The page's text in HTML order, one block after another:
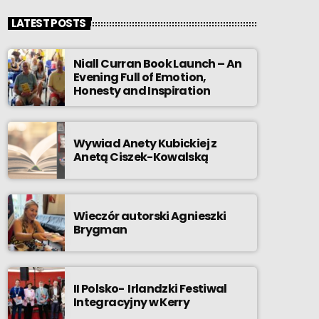
LATEST POSTS
Niall Curran Book Launch – An
Evening Full of Emotion,
Honesty and Inspiration
Wywiad Anety Kubickiej z
Anetą Ciszek-Kowalską
Wieczór autorski Agnieszki
Brygman
II Polsko- Irlandzki Festiwal
Integracyjny w Kerry